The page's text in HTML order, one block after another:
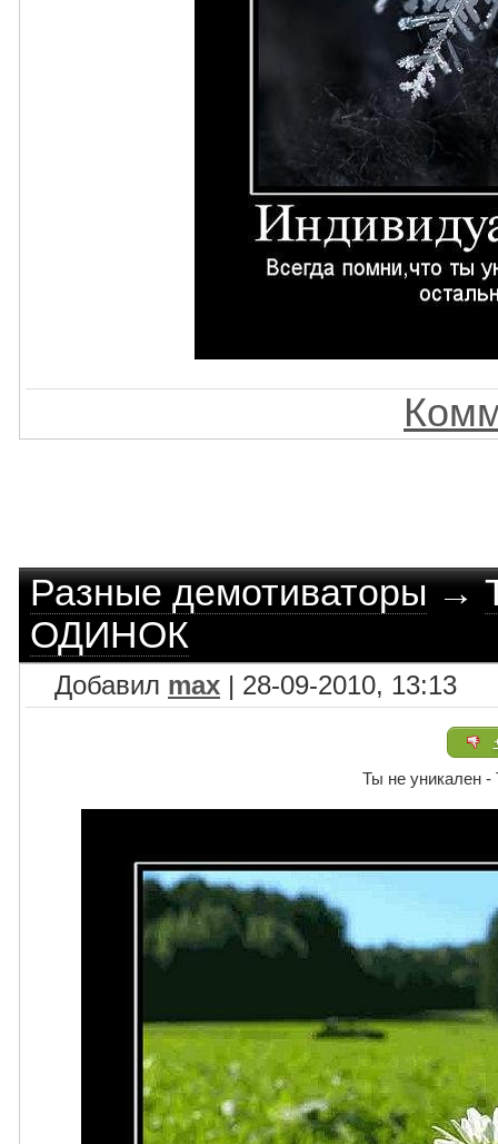
Разные демотиваторы→
ОДИНОК
Добавил max | 28-09-2010, 13:13
Ты не уникален